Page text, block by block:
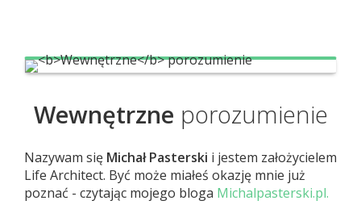
Wewnętrzne porozumienie
Nazywam się Michał Pasterski i jestem założycielem
Life Architect. Być może miałeś okazję mnie już
poznać - czytając mojego bloga Michalpasterski.pl.